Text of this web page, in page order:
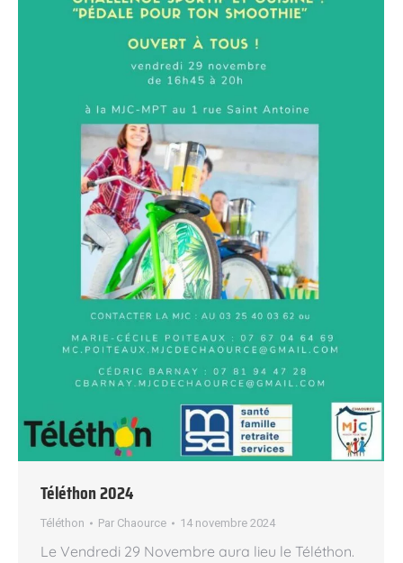
Téléthon 2024
Téléthon Par Chaource 14 novembre 2024
Le Vendredi 29 Novembre aura lieu le Téléthon.